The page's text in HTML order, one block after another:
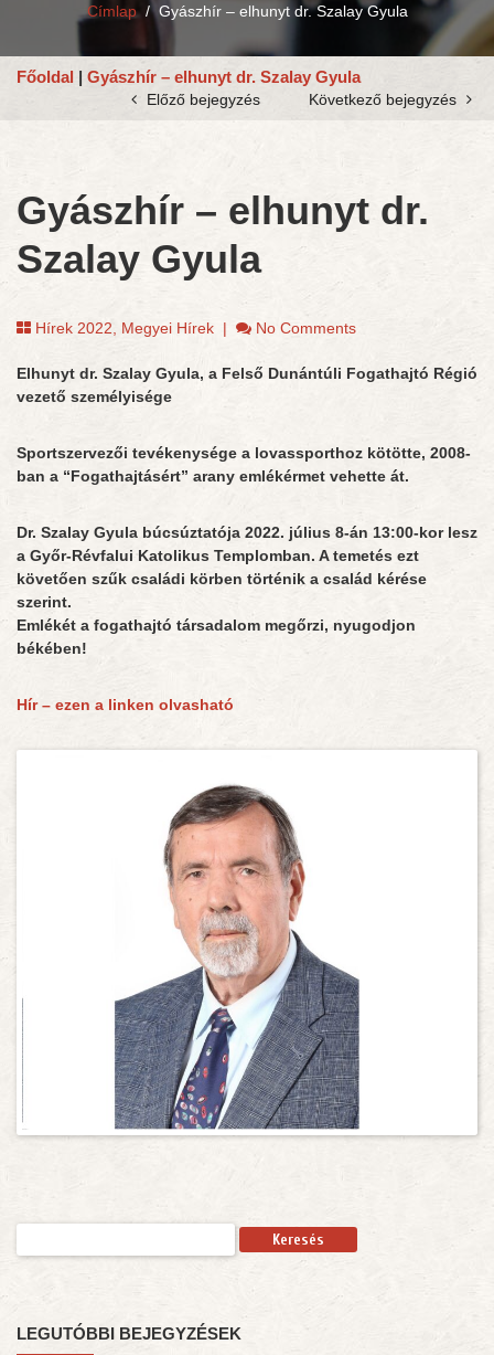
Címlap/Gyászhír – elhunyt dr. Szalay Gyula
Főoldal | Gyászhír – elhunyt dr. Szalay Gyula
Előző bejegyzés Következő bejegyzés
Gyászhír – elhunyt dr.
Szalay Gyula
Hírek 2022 Megyei Hírek | No Comments
Elhunyt dr. Szalay Gyula, a Felső Dunántúli Fogathajtó Régió
vezető személyisége
Sportszervezői tevékenysége a lovassporthoz kötötte, 2008-
ban a “Fogathajtásért” arany emlékérmet vehette át.
Dr. Szalay Gyula búcsúztatója 2022. július 8-án 13:00-kor lesz
a Győr-Révfalui Katolikus Templomban. A temetés ezt
követően szűk családi körben történik a család kérése
szerint.
Emlékét a fogathajtó társadalom megőrzi, nyugodjon
békében!
Hír – ezen a linken olvasható
LEGUTÓBBI BEJEGYZÉSEK